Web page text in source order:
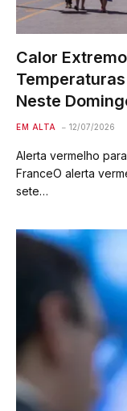
Calor
Neste
EM ALTA 12/07/2026
Alerta vermelho
FranceO alerta
sete…